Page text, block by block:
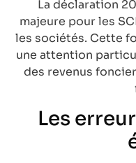
La déclaration
majeure pour les
les sociétés. Cette
une attention
des revenus
Les